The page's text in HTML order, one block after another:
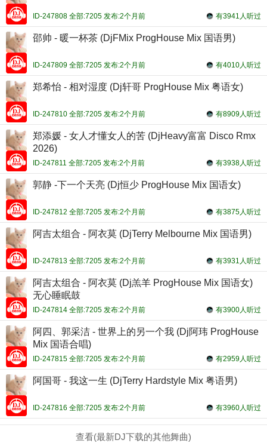
有3941人听过
ID-247808 全部:7205 发布:2个月前
邵帅 - 暖一杯茶 (DjFMix ProgHouse Mix 国语男)
有4010人听过
ID-247809 全部:7205 发布:2个月前
郑希怡 - 相对湿度 (Dj轩哥 ProgHouse Mix 粤语女)
有8909人听过
ID-247810 全部:7205 发布:2个月前
郑添媛 - 女人才懂女人的苦 (DjHeavy富富 Disco Rmx
2026)
有3938人听过
ID-247811 全部:7205 发布:2个月前
郭静 -下一个天亮 (Dj恒少 ProgHouse Mix 国语女)
有3875人听过
ID-247812 全部:7205 发布:2个月前
阿吉太组合 - 阿衣莫 (DjTerry Melbourne Mix 国语男)
有3931人听过
ID-247813 全部:7205 发布:2个月前
阿吉太组合 - 阿衣莫 (Dj羔羊 ProgHouse Mix 国语女)
无心睡眠鼓
有3900人听过
ID-247814 全部:7205 发布:2个月前
阿四、郭采洁 - 世界上的另一个我 (Dj阿玮 ProgHouse
Mix 国语合唱)
有2959人听过
ID-247815 全部:7205 发布:2个月前
阿国哥 - 我这一生 (DjTerry Hardstyle Mix 粤语男)
有3960人听过
ID-247816 全部:7205 发布:2个月前
查看(最新DJ下载的其他舞曲)